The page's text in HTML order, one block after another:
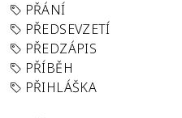
PŘÁNÍ
PŘEDSEVZETÍ
PŘEDZÁPIS
PŘÍBĚH
PŘIHLÁŠKA